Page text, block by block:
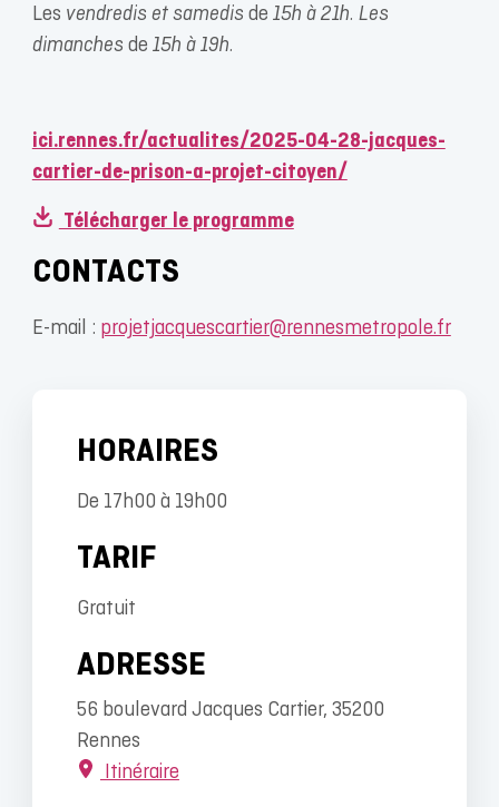
Les vendredis et samedis de 15h à 21h. Les
dimanches de 15h à 19h.
ici.rennes.fr/actualites/2025-04-28-jacques-
cartier-de-prison-a-projet-citoyen/
Télécharger le programme
CONTACTS
E-mail : projetjacquescartier@rennesmetropole.fr
HORAIRES
De 17h00 à 19h00
TARIF
Gratuit
ADRESSE
56 boulevard Jacques Cartier, 35200
Rennes
Itinéraire